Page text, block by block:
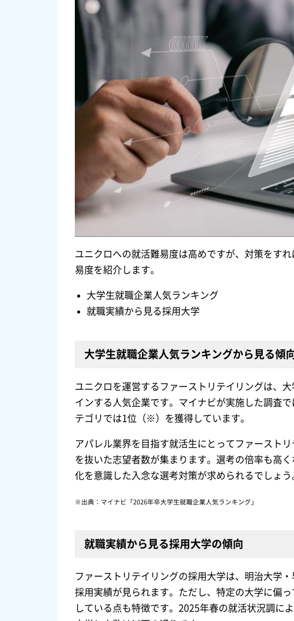
ユニクロへの就活難易度は高めですが、対策をす
易度を紹介します。
大学生就職企業人気ランキング
就職実績から見る採用大学
大学生就職企業人気ランキングから見る傾
ユニクロを運営するファーストリテイリングは、
インする人気企業です。マイナビが実施した調査
テゴリでは1位（※）を獲得しています。
アパレル業界を目指す就活生にとってファースト
を抜いた志望者数が集まります。選考の倍率も高
化を意識した入念な選考対策が求められるでしょう
※出典：マイナビ「2026年卒大学生就職企業人気ランキング」
就職実績から見る採用大学の傾向
ファーストリテイリングの採用大学は、明治大学
採用実績が見られます。ただし、特定の大学に偏
している点も特徴です。2025年春の就活状況調に